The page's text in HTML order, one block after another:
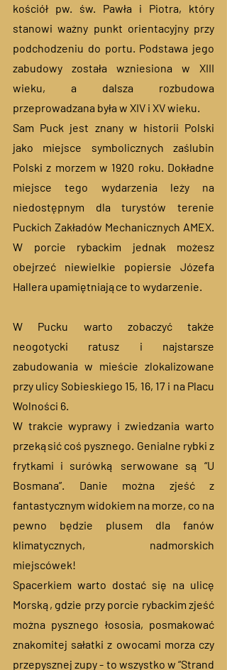
kościół pw. św. Pawła i Piotra, który
stanowi ważny punkt orientacyjny przy
podchodzeniu do portu. Podstawa jego
zabudowy została wzniesiona w XIII
wieku, a dalsza rozbudowa
przeprowadzana była w XIV i XV wieku.
Sam Puck jest znany w historii Polski
jako miejsce symbolicznych zaślubin
Polski z morzem w 1920 roku. Dokładne
miejsce tego wydarzenia leży na
niedostępnym dla turystów terenie
Puckich Zakładów Mechanicznych AMEX.
W porcie rybackim jednak możesz
obejrzeć niewielkie popiersie Józefa
Hallera upamiętniające to wydarzenie.
W Pucku warto zobaczyć także
neogotycki ratusz i najstarsze
zabudowania w mieście zlokalizowane
przy ulicy Sobieskiego 15, 16, 17 i na Placu
Wolności 6.
W trakcie wyprawy i zwiedzania warto
przekąsić coś pysznego. Genialne rybki z
frytkami i surówką serwowane są “U
Bosmana”. Danie można zjeść z
fantastycznym widokiem na morze, co na
pewno będzie plusem dla fanów
klimatycznych, nadmorskich
miejscówek!
Spacerkiem warto dostać się na ulicę
Morską, gdzie przy porcie rybackim zjeść
można pysznego łososia, posmakować
znakomitej sałatki z owocami morza czy
przepysznej zupy - to wszystko w “Strand